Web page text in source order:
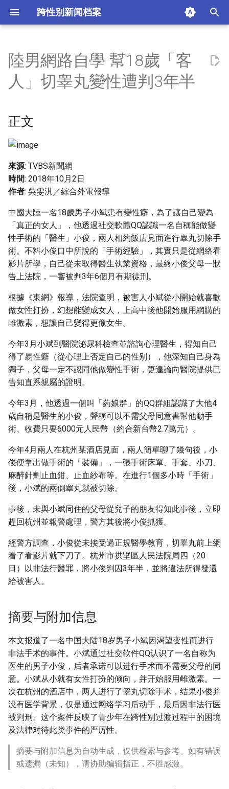
跨性别新闻档案
n
i
t
a
l
i
z
n
g
s
e
r
c
h
正文
附加信息 [Processed Page
陸男網路自學 幫18歲「客
人」切睾丸變性遭判3年半
正文
來源: TVBS新聞網
時間: 2018年10月2日
作者: 吳雯淇／綜合外電報導
中國大陸一名18歲男子小斌患有變性癖，為了讓自己變為
「真正的女人」，他透過社交軟體QQ認識一名自稱能做變
性手術的「醫生」小俊，兩人相約飯店見面進行睾丸切除手
術。不料小俊口中所說的「手術經驗」，其實只是從網絡看
影片所學，自己從未取得醫生執業資格，最終小俊父母一狀
告上法院，一審被判3年6個月有期徒刑。
根據《東網》報導，法院查明，被害人小斌從小開始就喜歡
做女性打扮，幻想能變成女人，上高中後他開始服用網購的
雌激素，想讓自己變得更像女生。
今年3月小斌到醫院泌尿科檢查並諮詢心理醫生，得知自己
得了易性癖（從心理上否定自己的性别），他深知自己身為
獨子，父母一定不認同他做變性手術，更遑論向醫院提供已
告知直系親屬的證明。
今年3月，他透過一個叫「葯娘群」的QQ群組認識了大他4
歲自稱是醫生的小俊，聲稱可以不需父母同意書幫他動手
術、收費只要6000元人民幣（約合新台幣2.7萬元）。
今年4月兩人在杭州某酒店見面，兩人簡單聊了幾句後，小
俊便拿出做手術的「裝備」，一張手術床單、手套、小刀、
麻醉針劑止血鉗、止血紗布等。在進行1個多小時「手術」
後，小斌的兩側睾丸就被切除。
事後，未與小斌同住的父母從兒子的朋友得知此事後，立即
趕回杭州並報警處理，警方其後將小俊抓獲。
經警方調查，小俊從未接受過正規醫學教育，切睪丸前上網
看了看影片就下刀了。杭州市拱墅區人民法院周四（20
日）以非法行醫罪，將小俊判囚3年半，並將違法所得發還
給被害人。
摘要与附加信息
本文报道了一名中国大陆18岁男子小斌因渴望变性而进行
非法手术的事件。小斌通过社交软件QQ认识了一名自称为
医生的男子小俊，后者承诺可以进行手术而不需要父母的同
意。小斌从小就有女性打扮的倾向，并开始服用雌激素。一
次在杭州的酒店中，两人进行了睾丸切除手术，结果小俊并
没有医学背景，仅是通过网络学习后动手，最后因非法行医
被判刑。这个案件反映了青少年在跨性别过渡过程中的困境
及法律对待此类事件的严厉性。
摘要与附加信息为自动生成，仅供检索与参考。如有错误
或遗漏（未知），请协助编辑指正，不胜感激。